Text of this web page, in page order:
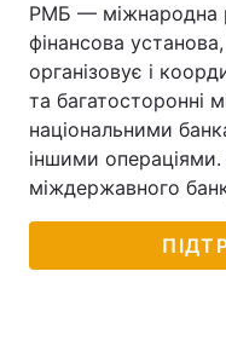
РМБ — міжнародна
фінансова
організовує і
та багатосторонні
національними
іншими
міждержавного